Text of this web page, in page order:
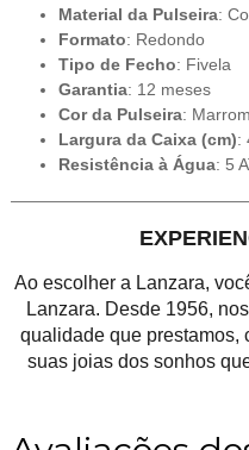
Material da Pulseira:
Formato: Redondo
Tipo de Fecho: Fivela
Garantia: 12 meses
Cor da Pulseira: Marrom
Largura da Caixa (cm):
Resistência à Água: 5
Ao escolher a Lanzara,
Lanzara. Desde 1956,
qualidade que prestamos,
suas joias dos sonhos